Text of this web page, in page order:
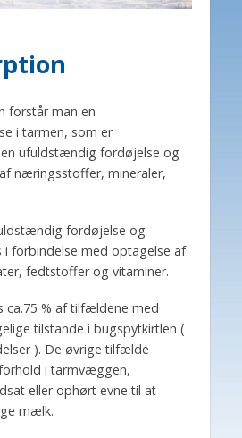
forstår man en
i tarmen, som er
ufuldstændig fordøjelse og
næringsstoffer, mineraler,
fordøjelse og
i forbindelse med optagelse af
fedtstoffer og vitaminer.
ca.75 % af tilfældene med
tilstande i bugspytkirtlen (
). De øvrige tilfælde
i tarmvæggen,
eller ophørt evne til at
mælk.